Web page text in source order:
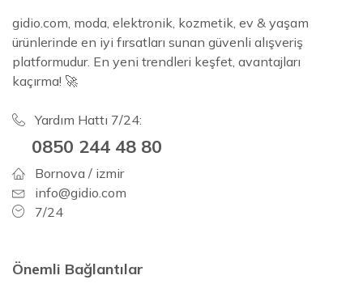
gidio.com, moda, elektronik, kozmetik, ev & yaşam
ürünlerinde en iyi fırsatları sunan güvenli alışveriş
platformudur. En yeni trendleri keşfet, avantajları
kaçırma! 🚀
Yardım Hattı 7/24:
0850 244 48 80
Bornova / izmir
info@gidio.com
7/24
Önemli Bağlantılar